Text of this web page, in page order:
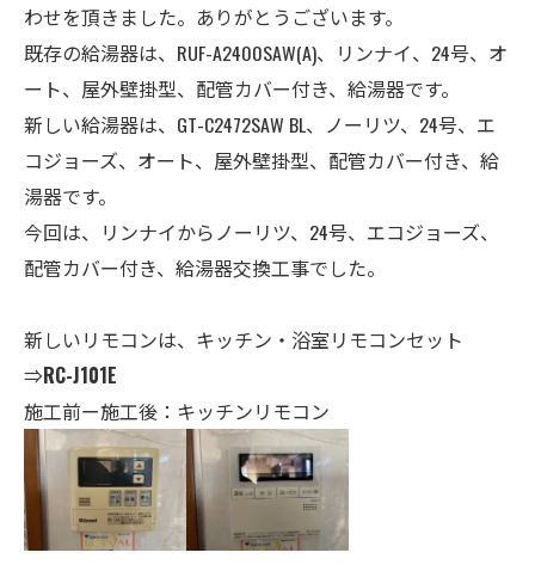
わせを頂きました。ありがとうございます。
既存の給湯器は、RUF-A2400SAW(A)、リンナイ、24号、オ
ート、屋外壁掛型、配管カバー付き、給湯器です。
新しい給湯器は、GT-C2472SAW BL、ノーリツ、24号、エ
コジョーズ、オート、 屋外壁掛型、配管カバー付き、給
湯器です。
今回は、リンナイからノーリツ、24号、エコジョーズ、
配管カバー付き、給湯器交換工事でした。
新しいリモコンは、キッチン・ 浴室リモコンセット
⇒RC-J101E
施工前ー施工後：キッチンリモコン